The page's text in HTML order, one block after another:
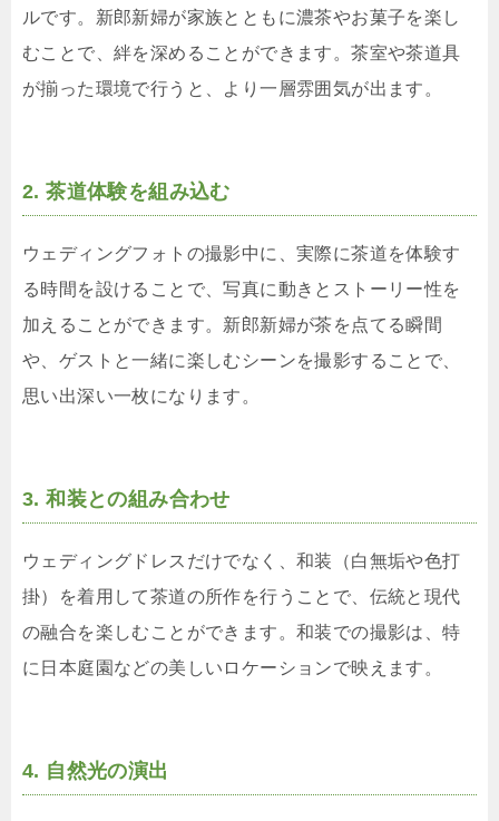
ルです。新郎新婦が家族とともに濃茶やお菓子を楽し
むことで、絆を深めることができます。茶室や茶道具
が揃った環境で行うと、より一層雰囲気が出ます。
2. 茶道体験を組み込む
ウェディングフォトの撮影中に、実際に茶道を体験す
る時間を設けることで、写真に動きとストーリー性を
加えることができます。新郎新婦が茶を点てる瞬間
や、ゲストと一緒に楽しむシーンを撮影することで、
思い出深い一枚になります。
3. 和装との組み合わせ
ウェディングドレスだけでなく、和装（白無垢や色打
掛）を着用して茶道の所作を行うことで、伝統と現代
の融合を楽しむことができます。和装での撮影は、特
に日本庭園などの美しいロケーションで映えます。
4. 自然光の演出